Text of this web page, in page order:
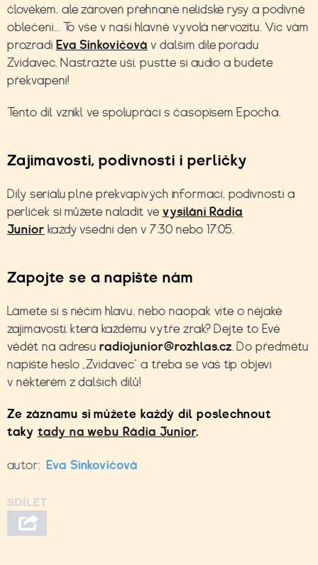
člověkem, ale zároveň přehnané nelidské rysy a podivné
oblečení... To vše v naší hlavně vyvolá nervozitu. Víc vám
prozradí Eva Sinkovičová v dalším díle pořadu
Zvídavec. Nastražte uši, pusťte si audio a budete
překvapení!
Tento díl vznikl ve spolupráci s časopisem Epocha.
Zajímavosti, podivnosti i perličky
Díly seriálu plné překvapivých informací, podivností a
perliček si můžete naladit ve vysílání Rádia
Junior každý všední den v 7:30 nebo 17:05.
Zapojte se a napište nám
Lámete si s něčím hlavu, nebo naopak víte o nějaké
zajímavosti, která každému vytře zrak? Dejte to Evě
vědět na adresu radiojunior@rozhlas.cz. Do předmětu
napište heslo „Zvídavec“ a třeba se váš tip objeví
v některém z dalších dílů!
Ze záznamu si můžete každý díl poslechnout
taky tady na webu Rádia Junior.
autor: Eva Sinkovičová